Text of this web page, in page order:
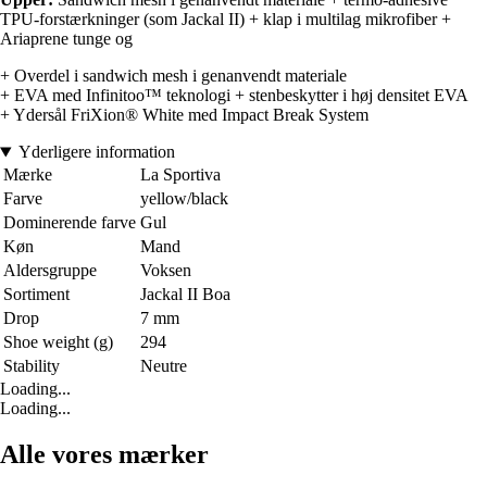
TPU-forstærkninger (som Jackal II) + klap i multilag mikrofiber +
Ariaprene tunge og
+ Overdel i sandwich mesh i genanvendt materiale
+ EVA med Infinitoo™ teknologi + stenbeskytter i høj densitet EVA
+ Ydersål FriXion® White med Impact Break System
Yderligere information
Mærke
La Sportiva
Farve
yellow/black
Dominerende farve Gul
Køn
Mand
Aldersgruppe
Voksen
Sortiment
Jackal II Boa
Drop
7 mm
Shoe weight (g)
294
Stability
Neutre
Loading...
Loading...
Alle vores mærker